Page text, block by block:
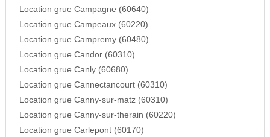
Location grue Campagne (60640)
Location grue Campeaux (60220)
Location grue Campremy (60480)
Location grue Candor (60310)
Location grue Canly (60680)
Location grue Cannectancourt (60310)
Location grue Canny-sur-matz (60310)
Location grue Canny-sur-therain (60220)
Location grue Carlepont (60170)